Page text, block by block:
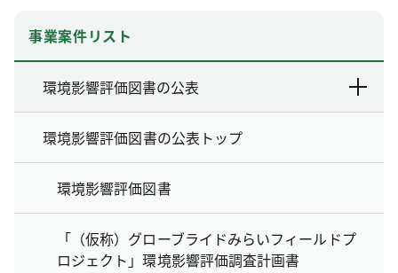
事業案件リスト
環境影響評価図書の公表
環境影響評価図書の公表トップ
環境影響評価図書
「（仮称）グローブライドみらいフィールドプ
ロジェクト」環境影響評価調査計画書